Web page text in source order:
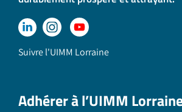
Suivre l'UIMM Lorraine
Adhérer à l’UIMM